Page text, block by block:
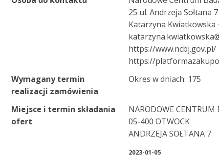
25 ul. Andrzeja Sołtana
Katarzyna Kwiatkowska
https://www.ncbj.gov.pl/
https://
Wymagany termin
realizacji zamówienia
Okres w dniach: 175
Miejsce i termin składania
ofert
NARODOWE CENTRUM
05-400 OTWOCK
ANDRZEJA SOŁTANA 7
2023-01-05